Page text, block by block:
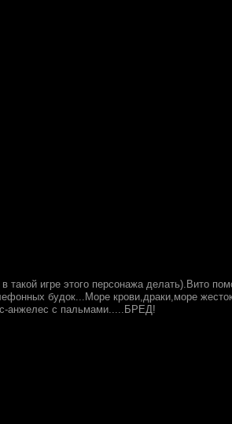
такой игре этого персонажа делать).Вито
будок...Море крови,драки,море
анжелес с пальмами.....БРЕД!